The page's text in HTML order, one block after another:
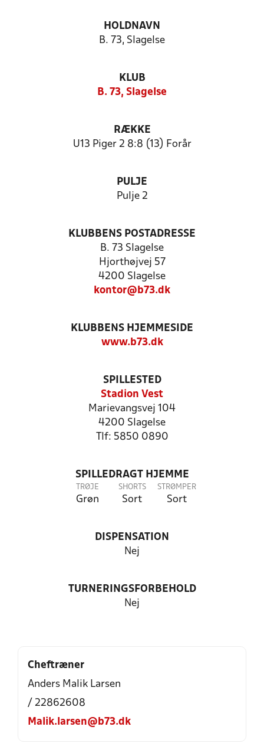
HOLDNAVN
B. 73, Slagelse
KLUB
B. 73, Slagelse
RÆKKE
U13 Piger 2 8:8 (13) Forår
PULJE
Pulje 2
KLUBBENS POSTADRESSE
B. 73 Slagelse
Hjorthøjvej 57
4200 Slagelse
kontor@b73.dk
KLUBBENS HJEMMESIDE
www.b73.dk
SPILLESTED
Stadion Vest
Marievangsvej 104
4200 Slagelse
Tlf: 5850 0890
SPILLEDRAGT HJEMME
TRØJE
Grøn
SHORTS
Sort
STRØMPER
Sort
DISPENSATION
Nej
TURNERINGSFORBEHOLD
Nej
Cheftræner
Anders Malik Larsen
/ 22862608
Malik.larsen@b73.dk